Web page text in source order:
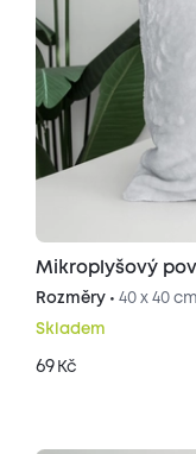
Mikroplyšový
Rozměry • 40 x 40 cm
Skladem
69 Kč